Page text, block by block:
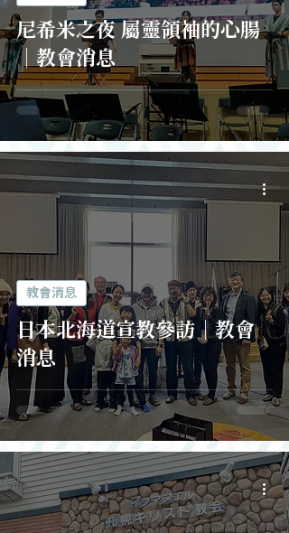
尼希米之夜 屬靈領袖的心腸
｜教會消息
日本北海道宣教參訪｜教會
消息
教會消息